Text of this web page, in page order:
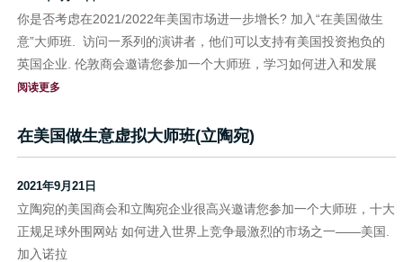
你是否考虑在2021/2022年美国市场进一步增长? 加入“在美国做生
意”大师班. 访问一系列的演讲者，他们可以支持有美国投资抱负的
英国企业. 伦敦商会邀请您参加一个大师班，学习如何进入和发展
阅读更多
在美国做生意虚拟大师班(立陶宛)
2021年9月21日
立陶宛的美国商会和立陶宛企业很高兴邀请您参加一个大师班，十大
正规足球外围网站 如何进入世界上竞争最激烈的市场之一——美国.
加入诺拉